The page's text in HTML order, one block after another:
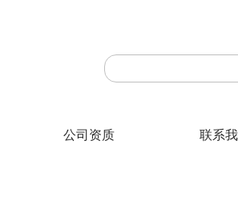
公司资质 联系